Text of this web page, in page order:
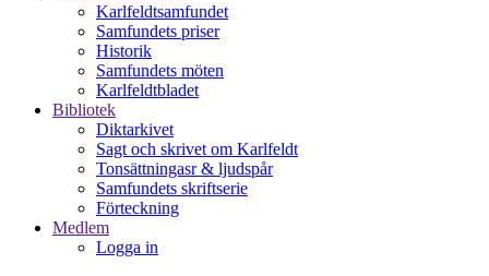
Karlfeldtsamfundet
Samfundets priser
Historik
Samfundets möten
Karlfeldtbladet
Bibliotek
Diktarkivet
Sagt och skrivet om Karlfeldt
Tonsättningasr & ljudspår
Samfundets skriftserie
Förteckning
Medlem
Logga in